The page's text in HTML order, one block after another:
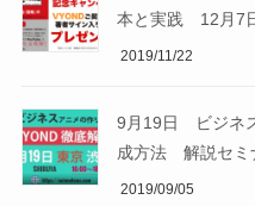
本と実践 12月7
2019/11/22
9月19日 ビジネ
成方法 解説セミ
2019/09/05